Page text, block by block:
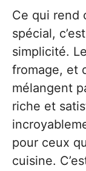
Ce qui rend
spécial,
simplicité.
fromage, et
mélangent
riche et
pour ceux
cuisine.